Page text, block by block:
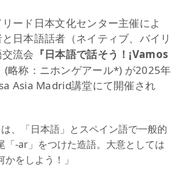
ード日本文化センター主催によ
日本語話者（ネイティブ、バイリ
流会 『日本語で話そう！¡Vamos
(略称：ニホンゲアール*) が2025年
Asia Madrid講堂にて開催され
、「日本語」とスペイン語で一般的
「-ar」をつけた造語。大意としては
かをしよう！」